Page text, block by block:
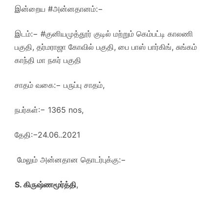
இன்றைய #அன்னதானம்:−
இடம்:− #குனியமுத்தூர் குடில் மற்றும் கெம்பட்டி காலணி
பகுதி, தர்மராஜா கோவில் பகுதி, பை பாஸ் பார்கிங், சுங்கம்
காந்தி மா நகர் பகுதி
சாதம் வகை:− பருப்பு சாதம்,
நபர்கள்:− 1365 nos,
தேதி:−24.06..2021
மேலும் அன்னதான தொடர்புக்கு:−
S. கிருஷ்ணமூர்த்தி,